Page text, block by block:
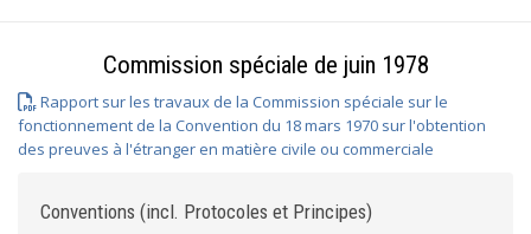
Commission spéciale de juin 1978
Rapport sur les travaux de la Commission spéciale sur le
fonctionnement de la Convention du 18 mars 1970 sur l'obtention
des preuves à l'étranger en matière civile ou commerciale
Conventions (incl. Protocoles et Principes)